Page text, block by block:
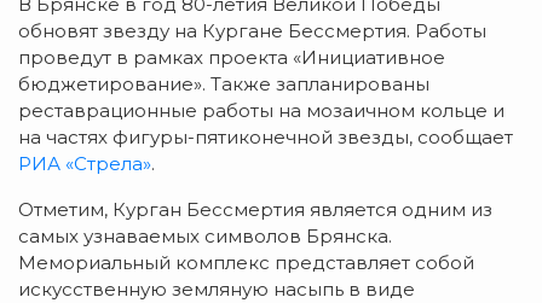
обновят звезду на Кургане Бессмертия. Работы
проведут в рамках проекта «Инициативное
бюджетирование». Также запланированы
реставрационные работы на мозаичном кольце и
на частях фигуры-пятиконечной звезды, сообщает
РИА «Стрела».
Отметим, Курган Бессмертия является одним из
самых узнаваемых символов Брянска.
Мемориальный комплекс представляет собой
искусственную земляную насыпь в виде